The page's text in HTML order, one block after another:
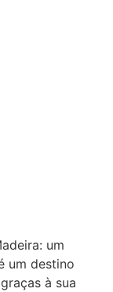
um
um destino
à sua